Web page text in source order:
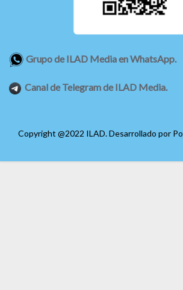
Grupo de ILAD Media en WhatsApp.
Canal de Telegram de ILAD Media.
Copyright @2022 ILAD. Desarrollado por